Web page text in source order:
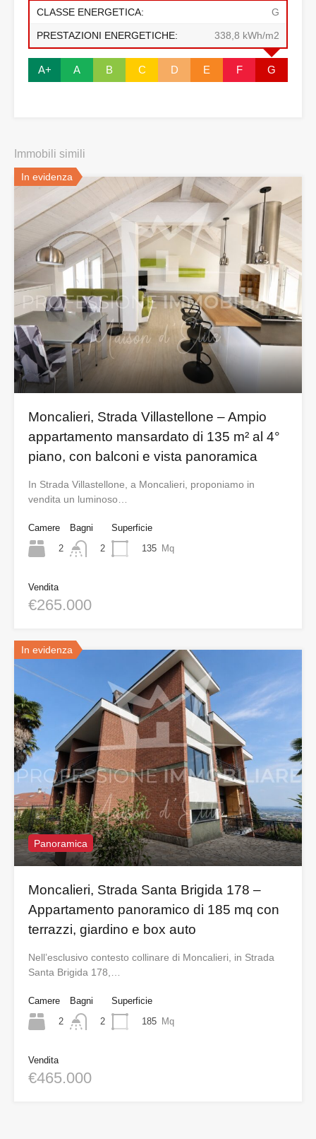
CLASSE ENERGETICA: G
PRESTAZIONI ENERGETICHE: 338,8 kWh/m2
A+ A B C D E F G
Immobili simili
In evidenza
Moncalieri, Strada Villastellone – Ampio
appartamento mansardato di 135 m² al 4°
piano, con balconi e vista panoramica
In Strada Villastellone, a Moncalieri, proponiamo in
vendita un luminoso…
Camere
2
Bagni
2
Superficie
135 Mq
Vendita
€265.000
In evidenza
Panoramica
Moncalieri, Strada Santa Brigida 178 –
Appartamento panoramico di 185 mq con
terrazzi, giardino e box auto
Nell’esclusivo contesto collinare di Moncalieri, in Strada
Santa Brigida 178,…
Camere
2
Bagni
2
Superficie
185 Mq
Vendita
€465.000